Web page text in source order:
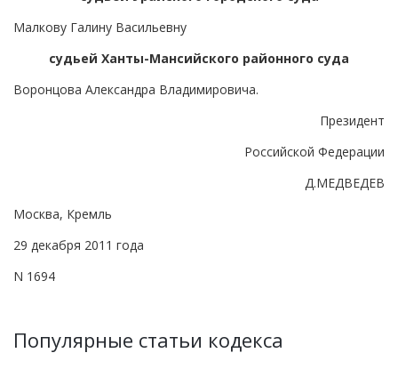
Малкову Галину Васильевну
судьей Ханты-Мансийского районного суда
Воронцова Александра Владимировича.
Президент
Российской Федерации
Д.МЕДВЕДЕВ
Москва, Кремль
29 декабря 2011 года
N 1694
Популярные статьи кодекса